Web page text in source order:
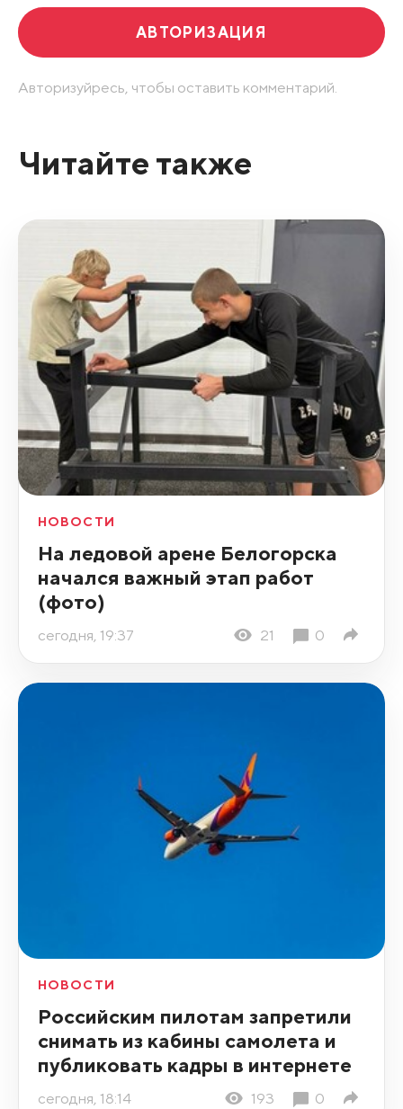
АВТОРИЗАЦИЯ
Авторизуйресь, чтобы оставить комментарий.
Читайте также
НОВОСТИ
На ледовой арене Белогорска
начался важный этап работ
(фото)
сегодня, 19:37 21 0
НОВОСТИ
Российским пилотам запретили
снимать из кабины самолета и
публиковать кадры в интернете
сегодня, 18:14 193 0